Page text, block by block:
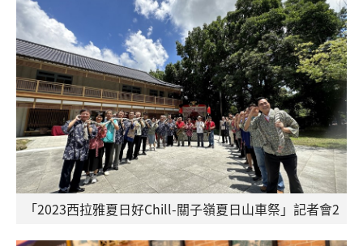
「2023西拉雅夏日好Chill-關子嶺夏日山車祭」記者會2